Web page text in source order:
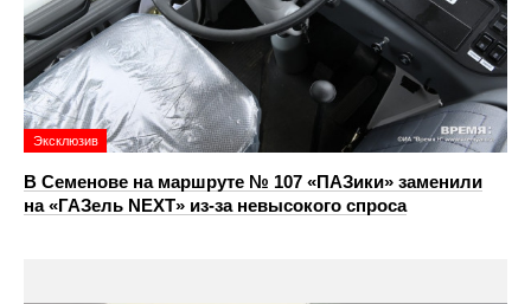
Эксклюзив
В Семенове на маршруте № 107 «ПАЗики» заменили
на «ГАЗель NEXT» из‑за невысокого спроса